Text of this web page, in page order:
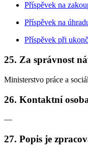
Příspěvek na
Příspěvek na
Příspěvek při
25. Za správnost
Ministerstvo práce a
26. Kontaktní
—
27. Popis je